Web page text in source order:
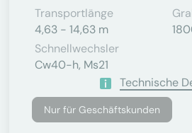
Transportlänge
4,63 - 14,63 m
Schnellwechsler
Cw40-h, Ms21
Technische
Nur für Geschäftskunden